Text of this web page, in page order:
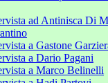
ad Antinisca Di
a Gastone
a Dario Pagani
a Marco Belinelli